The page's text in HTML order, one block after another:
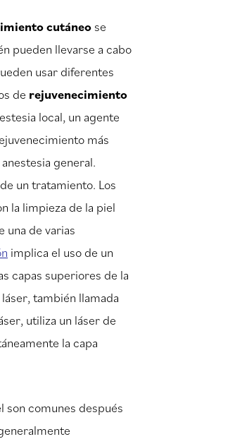
cutáneose
pueden llevarse a cabo
usar diferentes
de rejuvenecimiento
local, un agente
más
general.
un tratamiento. Los
la limpieza de la piel
una de varias
implica el uso de un
capas superiores de la
también llamada
utiliza un láser de
la capa
son comunes después